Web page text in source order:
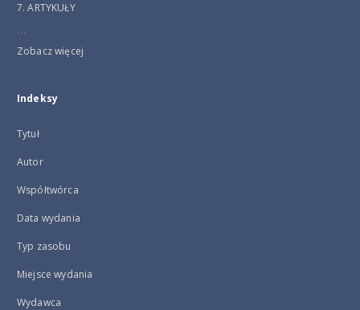
7. ARTYKUŁY
...
Zobacz więcej
Indeksy
Tytuł
Autor
Współtwórca
Data wydania
Typ zasobu
Miejsce wydania
Wydawca